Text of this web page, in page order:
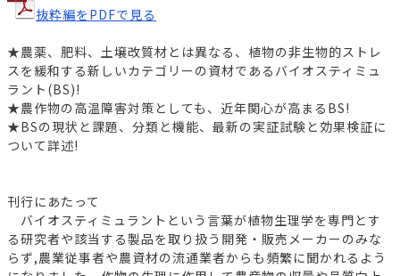
抜粋編をPDFで見る
★農薬、肥料、土壌改質材とは異なる、植物の非生物的ストレ
スを緩和する新しいカテゴリーの資材であるバイオスティミュ
ラント(BS)!
★農作物の高温障害対策としても、近年関心が高まるBS!
★BSの現状と課題、分類と機能、最新の実証試験と効果検証に
ついて詳述!
刊行にあたって
バイオスティミュラントという言葉が植物生理学を専門とす
る研究者や該当する製品を取り扱う開発・販売メーカーのみな
らず,農業従事者や農資材の流通業者からも頻繁に聞かれるよう